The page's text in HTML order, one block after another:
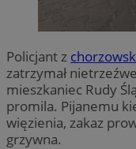
Policjant z
zatrzymał
mieszkaniec Rudy
promila. Pijanemu
więzienia, zakaz
grzywna.